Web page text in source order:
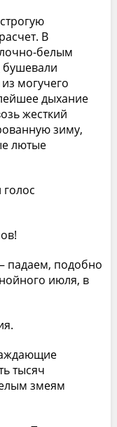
В
белым
могучего
дыхание
жесткий
зиму,
лютые
падаем, подобно
июля, в
тысяч
змеям